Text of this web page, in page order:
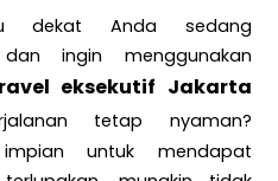
dekat Anda sedang
ingin menggunakan
eksekutif Jakarta
tetap nyaman?
untuk mendapat